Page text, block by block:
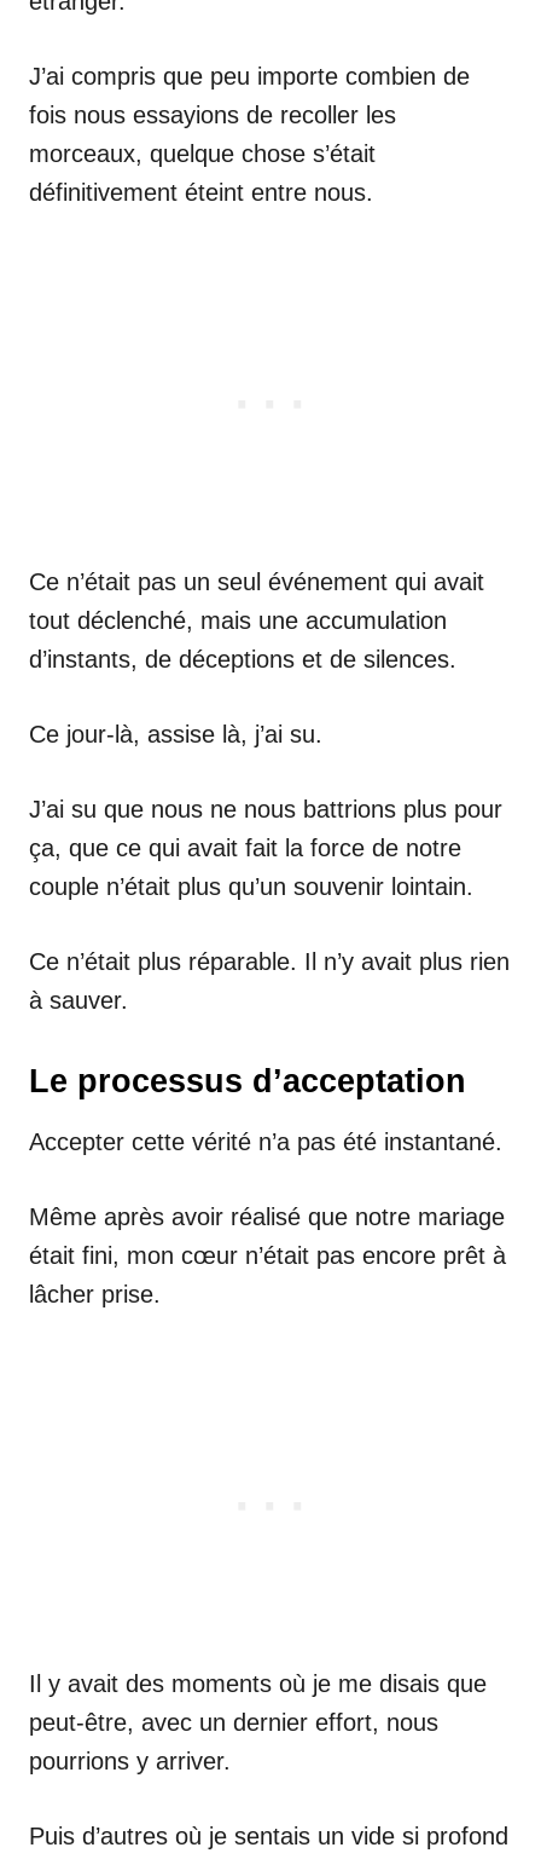
J’ai compris que peu importe combien de
fois nous essayions de recoller les
morceaux, quelque chose s’était
définitivement éteint entre nous.
Ce n’était pas un seul événement qui avait
tout déclenché, mais une accumulation
d’instants, de déceptions et de silences.
Ce jour-là, assise là, j’ai su.
J’ai su que nous ne nous battrions plus pour
ça, que ce qui avait fait la force de notre
couple n’était plus qu’un souvenir lointain.
Ce n’était plus réparable. Il n’y avait plus rien
à sauver.
Le processus d’acceptation
Accepter cette vérité n’a pas été instantané.
Même après avoir réalisé que notre mariage
était fini, mon cœur n’était pas encore prêt à
lâcher prise.
Il y avait des moments où je me disais que
peut-être, avec un dernier effort, nous
pourrions y arriver.
Puis d’autres où je sentais un vide si profond